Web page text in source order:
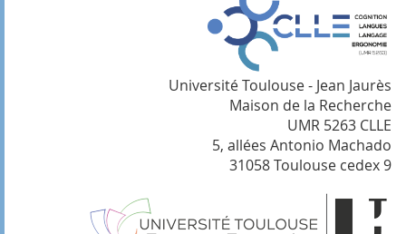
Université Toulouse - Jean Jaurès
Maison de la Recherche
UMR 5263 CLLE
5, allées Antonio Machado
31058 Toulouse cedex 9